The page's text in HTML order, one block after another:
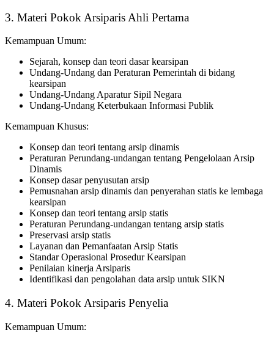
3. Materi Pokok Arsiparis Ahli Pertama
Kemampuan Umum:
Sejarah, konsep dan teori dasar kearsipan
Undang-Undang dan Peraturan Pemerintah di bidang
kearsipan
Undang-Undang Aparatur Sipil Negara
Undang-Undang Keterbukaan Informasi Publik
Kemampuan Khusus:
Konsep dan teori tentang arsip dinamis
Peraturan Perundang-undangan tentang Pengelolaan Arsip
Dinamis
Konsep dasar penyusutan arsip
Pemusnahan arsip dinamis dan penyerahan statis ke lembaga
kearsipan
Konsep dan teori tentang arsip statis
Peraturan Perundang-undangan tentang arsip statis
Preservasi arsip statis
Layanan dan Pemanfaatan Arsip Statis
Standar Operasional Prosedur Kearsipan
Penilaian kinerja Arsiparis
Identifikasi dan pengolahan data arsip untuk SIKN
4. Materi Pokok Arsiparis Penyelia
Kemampuan Umum: